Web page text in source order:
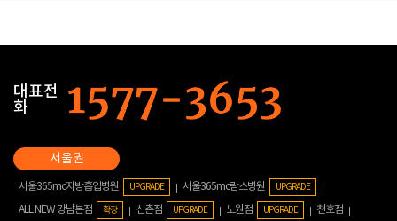
대표전
화
서울365mc지방흡입병원 UPGRADE 서울365mc람스병원 UPGRADE
ALL NEW 강남본점 확장 신촌점 UPGRADE 노원점 UPGRADE
천호점